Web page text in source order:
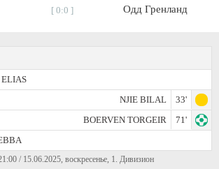
[ 0:0 ] Одд Гренланд
NJIE BILAL
33'
BOERVEN TORGEIR
71'
/ 15.06.2025, воскресенье, 1. Дивизион